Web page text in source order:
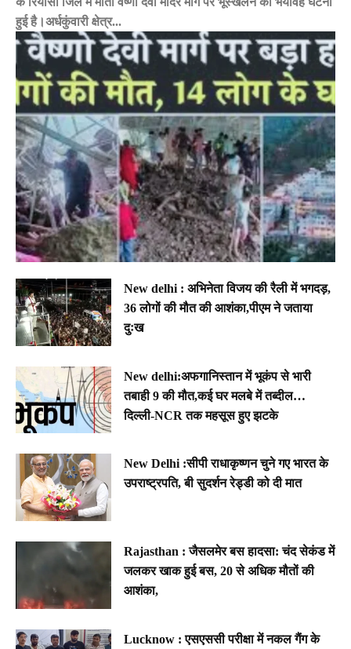
हुई है।अर्धकुंवारी क्षेत्र...
New delhi : अभिनेता विजय की रैली में भगदड़,
36 लोगों की मौत की आशंका,पीएम ने जताया
दुःख
New delhi:अफगानिस्तान में भूकंप से भारी
तबाही 9 की मौत,कई घर मलबे में तब्दील…
दिल्ली-NCR तक महसूस हुए झटके
New Delhi :सीपी राधाकृष्णन चुने गए भारत के
उपराष्ट्रपति, बी सुदर्शन रेड्डी को दी मात
Rajasthan : जैसलमेर बस हादसा: चंद सेकंड में
जलकर खाक हुई बस, 20 से अधिक मौतों की
आशंका,
Lucknow : एसएससी परीक्षा में नकल गैंग के